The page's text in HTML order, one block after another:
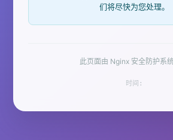
们将尽快为您处理。
此页面由 Nginx 安全防护系
时间: